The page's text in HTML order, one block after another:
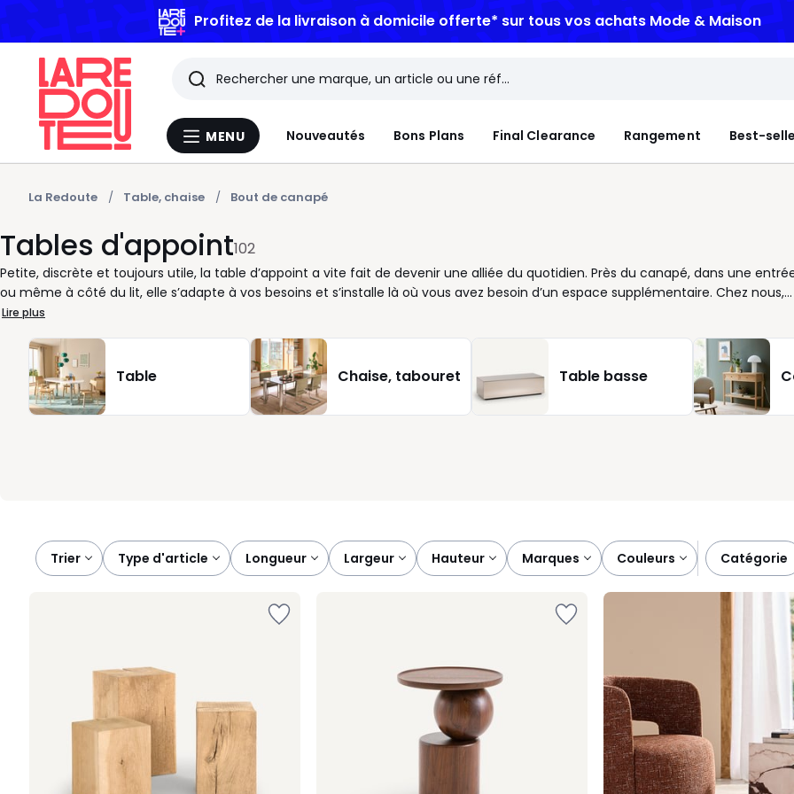
Profitez de la livraison à domicile offerte* sur tous vos achats Mode & Maison
Menu
MENU Nouveautés Bons Plans Final Clearance Rangement Best-
Rechercher
Les
derniers
articles
consultés
La Redoute Table, chaise Bout de canapé
Tables d'appoint102
Petite, discrète et toujours utile, la table d’appoint a vite fait de devenir une alliée du quotidien. Près du canapé, dans une
ou même à côté du lit, elle s’adapte à vos besoins et s’installe là où vous avez besoin d’un espace supplémentaire. Chez nous,
chaque modèle est pensé pour trouver facilement sa place dans votre intérieur tout en lui apportant une touche d’élégance.
légèreté, nos tables d’appoint offrent autant d’options que de styles de vie. Leur variété de formes et de hauteurs permet de
composer des ensembles harmonieux, selon la disposition de votre salon ou la taille de votre pièce. Pratiques au quotidien, elles
se déplacent aisément selon vos envies. Vous recevez des amis ? Elles accueillent vos verres. Vous travaillez depuis le canapé ?
Elles soutiennent votre ordinateur. À la fois fonctionnelles et décoratives, les tables d’appoint que nous vous proposons allient
Lire plus
Table Chaise, tabouret Table basse
Trier
type d'article longueur largeur hauteur marques couleurs catégorie